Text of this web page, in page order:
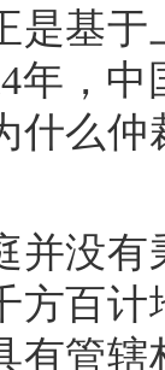
是基
年，
什么
没有
方百
有管